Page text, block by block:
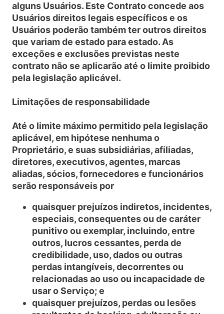
alguns Usuários. Este Contrato concede aos
Usuários direitos legais específicos e os
Usuários poderão também ter outros direitos
que variam de estado para estado. As
exceções e exclusões previstas neste
contrato não se aplicarão até o limite proibido
pela legislação aplicável.
Limitações de responsabilidade
Até o limite máximo permitido pela legislação
aplicável, em hipótese nenhuma o
Proprietário, e suas subsidiárias, afiliadas,
diretores, executivos, agentes, marcas
aliadas, sócios, fornecedores e funcionários
serão responsáveis por
quaisquer prejuízos indiretos, incidentes,
especiais, consequentes ou de caráter
punitivo ou exemplar, incluindo, entre
outros, lucros cessantes, perda de
credibilidade, uso, dados ou outras
perdas intangíveis, decorrentes ou
relacionadas ao uso ou incapacidade de
usar o Serviço; e
quaisquer prejuízos, perdas ou lesões